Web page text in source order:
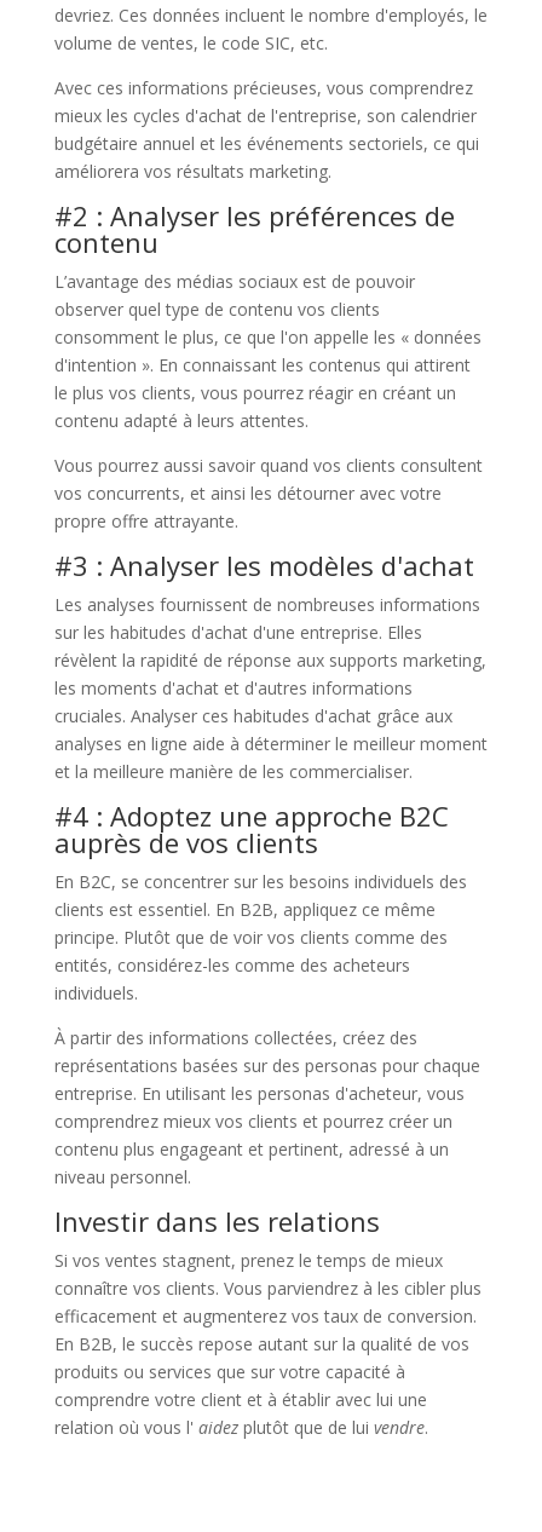
devriez. Ces données incluent le nombre d'employés, le
volume de ventes, le code SIC, etc.
Avec ces informations précieuses, vous comprendrez
mieux les cycles d'achat de l'entreprise, son calendrier
budgétaire annuel et les événements sectoriels, ce qui
améliorera vos résultats marketing.
#2 : Analyser les préférences de
contenu
L’avantage des médias sociaux est de pouvoir
observer quel type de contenu vos clients
consomment le plus, ce que l'on appelle les « données
d'intention ». En connaissant les contenus qui attirent
le plus vos clients, vous pourrez réagir en créant un
contenu adapté à leurs attentes.
Vous pourrez aussi savoir quand vos clients consultent
vos concurrents, et ainsi les détourner avec votre
propre offre attrayante.
#3 : Analyser les modèles d'achat
Les analyses fournissent de nombreuses informations
sur les habitudes d'achat d'une entreprise. Elles
révèlent la rapidité de réponse aux supports marketing,
les moments d'achat et d'autres informations
cruciales. Analyser ces habitudes d'achat grâce aux
analyses en ligne aide à déterminer le meilleur moment
et la meilleure manière de les commercialiser.
#4 : Adoptez une approche B2C
auprès de vos clients
En B2C, se concentrer sur les besoins individuels des
clients est essentiel. En B2B, appliquez ce même
principe. Plutôt que de voir vos clients comme des
entités, considérez-les comme des acheteurs
individuels.
À partir des informations collectées, créez des
représentations basées sur des personas pour chaque
entreprise. En utilisant les personas d'acheteur, vous
comprendrez mieux vos clients et pourrez créer un
contenu plus engageant et pertinent, adressé à un
niveau personnel.
Investir dans les relations
Si vos ventes stagnent, prenez le temps de mieux
connaître vos clients. Vous parviendrez à les cibler plus
efficacement et augmenterez vos taux de conversion.
En B2B, le succès repose autant sur la qualité de vos
produits ou services que sur votre capacité à
comprendre votre client et à établir avec lui une
relation où vous l' aidezplutôt que de lui vendre.